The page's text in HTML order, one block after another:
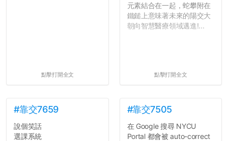
點擊打開全文
元素結合在一起，蛇攀附在
鐵鎚上意味著未來的陽交大
朝向智慧醫療領域邁進!...
點擊打開全文
#靠交7659
說個笑話
選課系統
#靠交7505
在 Google 搜尋 NYCU
Portal 都會被 auto-correct